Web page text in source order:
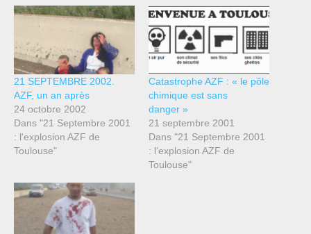
21 SEPTEMBRE 2002.
AZF, un an après
24 octobre 2002
Dans "21 Septembre 2001
: l'explosion AZF de
Toulouse"
Catastrophe AZF : « le pôle
chimique est sans
danger »
21 septembre 2001
Dans "21 Septembre 2001
: l'explosion AZF de
Toulouse"